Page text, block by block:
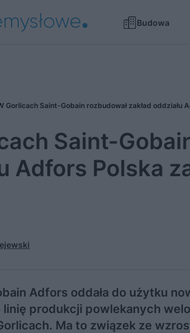
Budowa
Gorlicach Saint-Gobain rozbudował zakład oddziału
Saint-
Adfors Polska
Adfors oddała do użytku
produkcji powlekanych
Ma to związek ze